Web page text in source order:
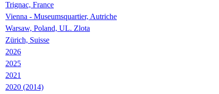
Trignac, France
Vienna - Museumsquartier, Autriche
Warsaw, Poland, UL. Zlota
Zürich, Suisse
2026
2025
2021
2020 (2014)